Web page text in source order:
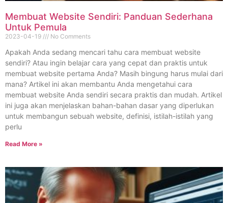
Membuat Website Sendiri: Panduan Sederhana
Untuk Pemula
2023-04-19 No Comments
Apakah Anda sedang mencari tahu cara membuat website
sendiri? Atau ingin belajar cara yang cepat dan praktis untuk
membuat website pertama Anda? Masih bingung harus mulai dari
mana? Artikel ini akan membantu Anda mengetahui cara
membuat website Anda sendiri secara praktis dan mudah. Artikel
ini juga akan menjelaskan bahan-bahan dasar yang diperlukan
untuk membangun sebuah website, definisi, istilah-istilah yang
perlu
Read More »